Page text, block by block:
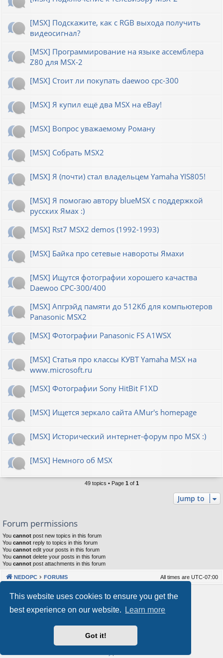
This website uses cookies to ensure you get the
best experience on our website.
Learn more
Got it!
[MSX] Подскажите, как с RGB выхода получить
видеосигнал?
[MSX] Программирование на языке ассемблера
Z80 для MSX-2
[MSX] Стоит ли покупать daewoo cpc-300
[MSX] Я купил ещё два MSX на eBay!
[MSX] Вопрос уважаемому Роману
[MSX] Собрать MSX2
[MSX] Я (почти) стал владельцем Yamaha YIS805!
[MSX] Я помогаю автору blueMSX с поддержкой
русских Ямах :)
[MSX] Rst7 MSX2 demos (1992-1993)
[MSX] Байка про сетевые навороты Ямахи
[MSX] Ищутся фотографии хорошего качаства
Daewoo CPC-300/400
[MSX] Апгрэйд памяти до 512Кб для компьютеров
Panasonic MSX2
[MSX] Фотографии Panasonic FS A1WSX
[MSX] Статья про классы КУВТ Yamaha MSX на
www.microsoft.ru
[MSX] Фотографии Sony HitBit F1XD
[MSX] Ищется зеркало сайта AMur's homepage
[MSX] Исторический интернет-форум про MSX :)
[MSX] Немного об MSX
49 topics • Page 1 of 1
Jump to
Forum permissions
You cannot post new topics in this forum
You cannot reply to topics in this forum
You cannot edit your posts in this forum
You cannot delete your posts in this forum
You cannot post attachments in this forum
NEDOPC FORUMS All times are UTC-07:00
Powered byphpBB® Forum Software © phpBB Limited
Our VPS Hosting By RimuHosting
This server is located in London data center
Server admin:mastodon.social/@Shaos